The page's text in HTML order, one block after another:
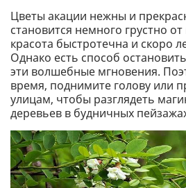
Цветы акации нежны и
становится немного грустно
красота быстротечна и скоро
Однако есть способ
эти волшебные мгновения.
время, поднимите голову или
улицам, чтобы разглядеть
деревьев в будничных